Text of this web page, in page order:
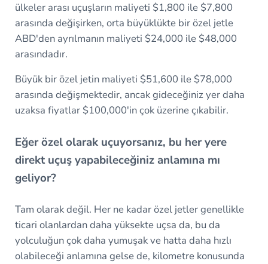
ülkeler arası uçuşların maliyeti $1,800 ile $7,800
arasında değişirken, orta büyüklükte bir özel jetle
ABD'den ayrılmanın maliyeti $24,000 ile $48,000
arasındadır.
Büyük bir özel jetin maliyeti $51,600 ile $78,000
arasında değişmektedir, ancak gideceğiniz yer daha
uzaksa fiyatlar $100,000'in çok üzerine çıkabilir.
Eğer özel olarak uçuyorsanız, bu her yere
direkt uçuş yapabileceğiniz anlamına mı
geliyor?
Tam olarak değil. Her ne kadar özel jetler genellikle
ticari olanlardan daha yüksekte uçsa da, bu da
yolculuğun çok daha yumuşak ve hatta daha hızlı
olabileceği anlamına gelse de, kilometre konusunda